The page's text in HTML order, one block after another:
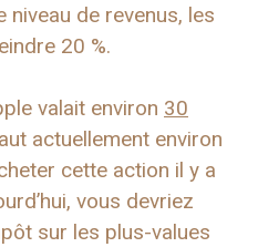
niveau de revenus, les
20 %.
valait environ 30
actuellement environ
cette action il y a
vous devriez
sur les plus-values